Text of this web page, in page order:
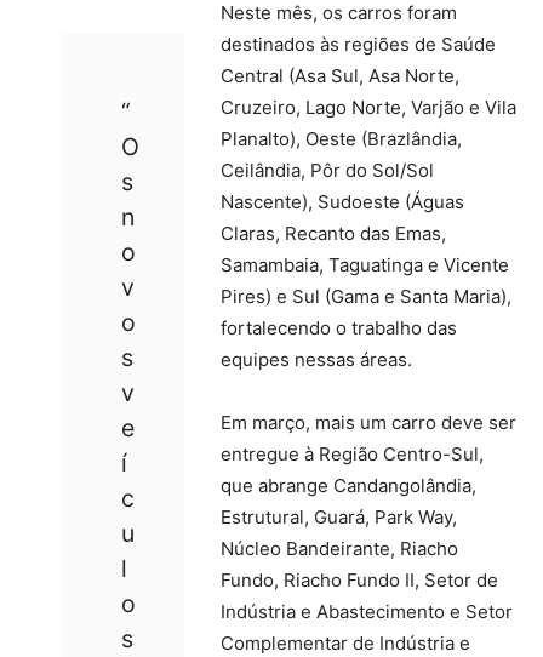
“
O
s
n
o
v
o
s
v
e
í
c
u
l
o
s
Neste mês, os carros foram
destinados às regiões de Saúde
Central (Asa Sul, Asa Norte,
Cruzeiro, Lago Norte, Varjão e Vila
Planalto), Oeste (Brazlândia,
Ceilândia, Pôr do Sol/Sol
Nascente), Sudoeste (Águas
Claras, Recanto das Emas,
Samambaia, Taguatinga e Vicente
Pires) e Sul (Gama e Santa Maria),
fortalecendo o trabalho das
equipes nessas áreas.
Em março, mais um carro deve ser
entregue à Região Centro-Sul,
que abrange Candangolândia,
Estrutural, Guará, Park Way,
Núcleo Bandeirante, Riacho
Fundo, Riacho Fundo II, Setor de
Indústria e Abastecimento e Setor
Complementar de Indústria e